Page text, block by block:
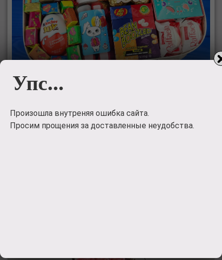
Подарочный набор сладостей в коробке-
чемодане MISS YOU
Упс...
Произошла внутреняя ошибка сайта.
Просим прощения за доставленные неудобства.